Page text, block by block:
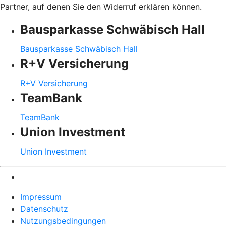
Partner, auf denen Sie den Widerruf erklären können.
Bausparkasse Schwäbisch Hall
Bausparkasse Schwäbisch Hall
R+V Versicherung
R+V Versicherung
TeamBank
TeamBank
Union Investment
Union Investment
Impressum
Datenschutz
Nutzungsbedingungen